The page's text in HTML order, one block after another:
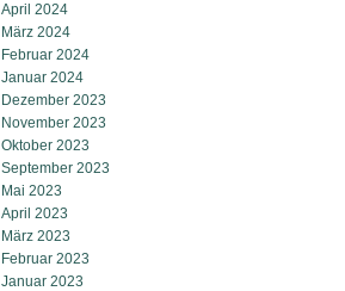
April 2024
März 2024
Februar 2024
Januar 2024
Dezember 2023
November 2023
Oktober 2023
September 2023
Mai 2023
April 2023
März 2023
Februar 2023
Januar 2023